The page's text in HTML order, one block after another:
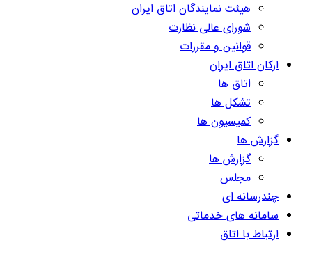
هیئت نمایندگان اتاق ایران
شورای عالی نظارت
قوانین و مقررات
ارکان اتاق ایران
اتاق ها
تشکل ها
کمیسیون ها
گزارش ها
گزارش ها
مجلس
چندرسانه ای
سامانه های خدماتی
ارتباط با اتاق